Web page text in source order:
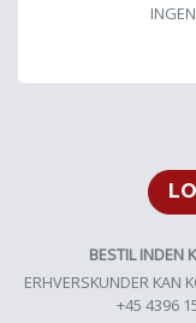
BESTIL INDEN
ERHVERSKUNDER KAN
+45 4396